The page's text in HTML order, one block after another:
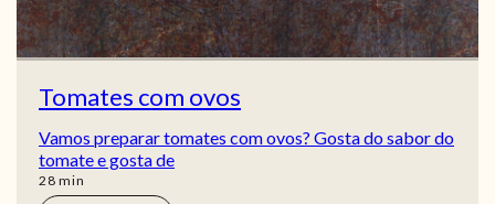
Tomates com ovos
Vamos preparar tomates com ovos? Gosta do sabor do
tomate e gosta de
28min
min